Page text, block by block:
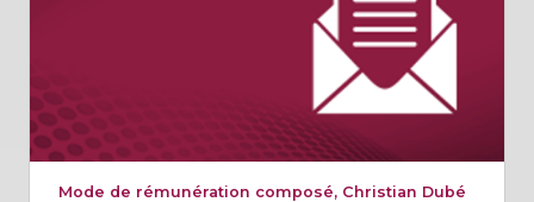
Mode de rémunération composé, Christian Dubé